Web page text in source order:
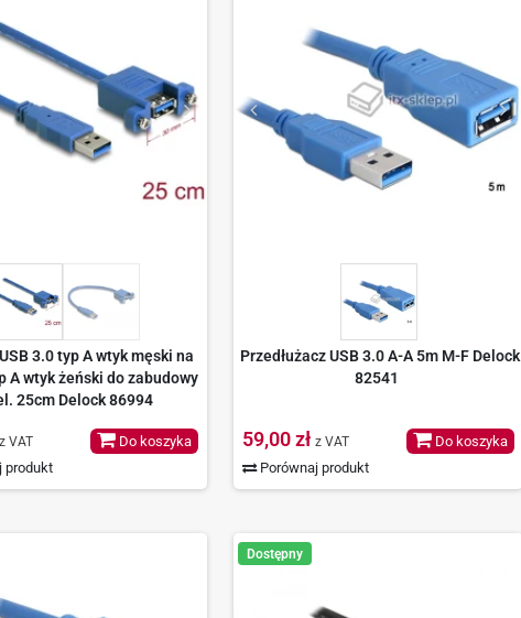
3.0 typ A wtyk męski na
A wtyk żeński do zabudowy
25cm Delock 86994
z VAT
produkt
Do koszyka
Przedłużacz USB 3.0 A-A 5m M-F Delock
82541
59,00 zł z VAT
Porównaj produkt
Do koszyka
Dostępny